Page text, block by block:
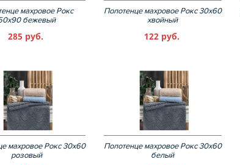
махровое Рокс
бежевый
285 руб.
Полотенце махровое Рокс 30х60
хвойный
122 руб.
махровое Рокс 30х60
розовый
Полотенце махровое Рокс 30х60
белый